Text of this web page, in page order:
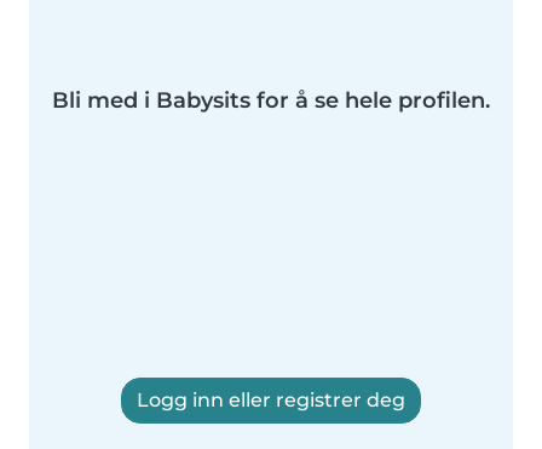
Bli med i Babysits for å se hele profilen.
Logg inn eller registrer deg